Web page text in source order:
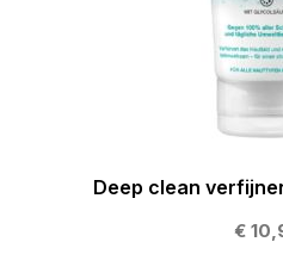
Deep clean
€